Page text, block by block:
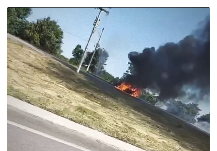
Copyright
2024
Desenvolvido
por
Hesea
Tecnologia
Sistemas